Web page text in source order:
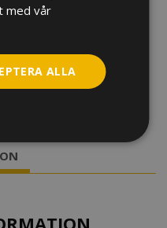
med vår
ALLA